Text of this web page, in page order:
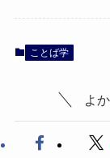
ことば学
よ